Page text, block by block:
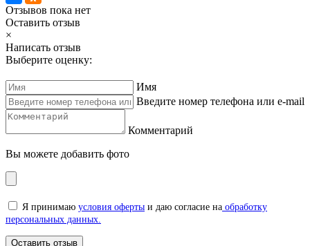
Отзывов пока нет
Оставить отзыв
×
Написать отзыв
Выберите оценку:
Имя
Введите номер телефона или e-mail
Комментарий
Вы можете добавить фото
Я принимаю условия оферты и даю согласие на обработку
персональных данных.